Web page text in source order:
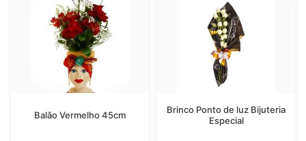
Balão Vermelho 45cm
Brinco Ponto de luz Bijuteria
Especial